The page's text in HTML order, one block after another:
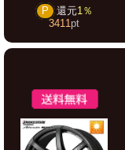
P 還元1％
3411pt